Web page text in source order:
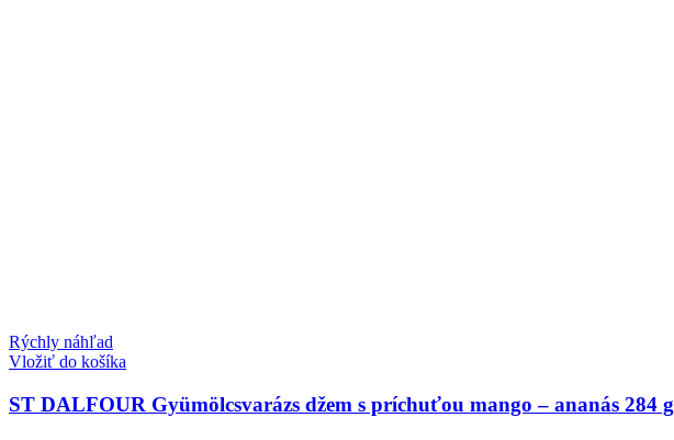
Rýchly náhľad
Vložiť do košíka
ST DALFOUR Gyümölcsvarázs džem s príchuťou mango – ananás 284 g